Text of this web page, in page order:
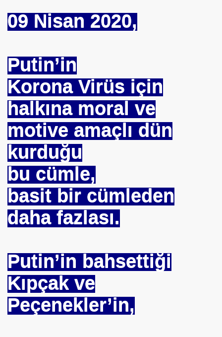
09 Nisan 2020,
Putin’in
Korona Virüs için
halkına moral ve
motive amaçlı dün
kurduğu
bu cümle,
basit bir cümleden
daha fazlası.
Putin’in bahsettiği
Kıpçak ve
Peçenekler’in,